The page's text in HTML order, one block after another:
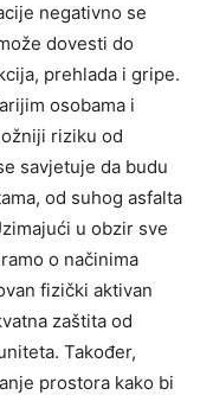
negativno se
dovesti do
prehlada i gripe.
osobama i
riziku od
savjetuje da budu
od suhog asfalta
u obzir sve
o načinima
fizički aktivan
zaštita od
Također,
prostora kako bi